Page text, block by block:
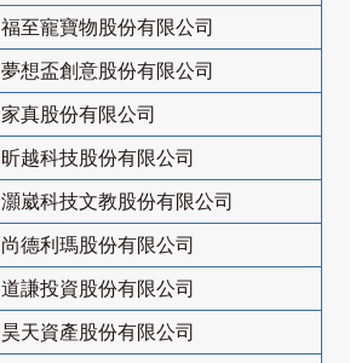
福至寵寶物股份有限公司
夢想盃創意股份有限公司
家真股份有限公司
昕越科技股份有限公司
灝崴科技文教股份有限公司
尚德利瑪股份有限公司
道謙投資股份有限公司
昊天資產股份有限公司